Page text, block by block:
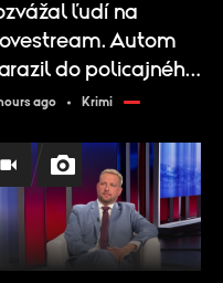
ľudí na
Autom
do policajného
ago Krimi